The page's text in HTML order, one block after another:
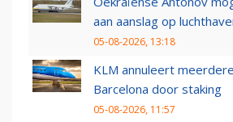
aan aanslag op
05-08-2026, 13:18
KLM annuleert
Barcelona door staking
05-08-2026, 11:57